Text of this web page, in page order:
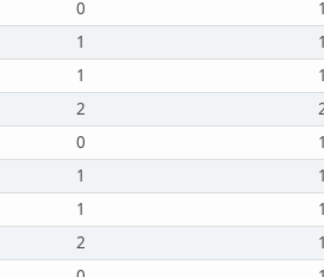
0
1
1
2
0
1
1
2